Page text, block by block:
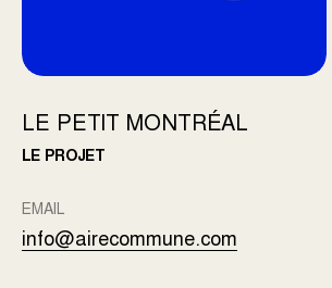
LE PETIT MONTRÉAL
LE PROJET
EMAIL
info@airecommune.com